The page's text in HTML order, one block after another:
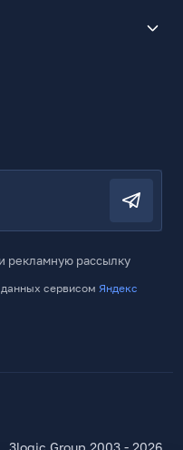
рекламную рассылку
сервисом Яндекс
3logic Group 2003 - 2026